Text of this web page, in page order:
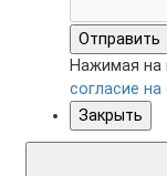
Отправить
Нажимая на
согласие
Закрыть